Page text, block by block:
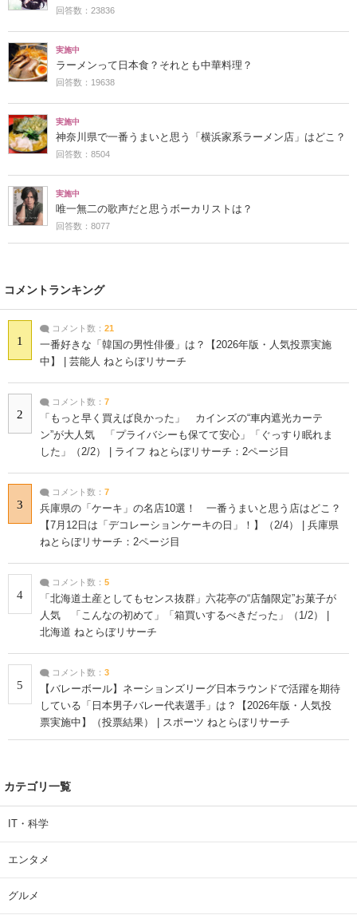
回答数：23836
実施中
ラーメンって日本食？それとも中華料理？
回答数：19638
実施中
神奈川県で一番うまいと思う「横浜家系ラーメン店」はどこ？
回答数：8504
実施中
唯一無二の歌声だと思うボーカリストは？
回答数：8077
コメントランキング
1
コメント数： 21
一番好きな「韓国の男性俳優」は？【2026年版・人気投票実施
中】 | 芸能人 ねとらぼリサーチ
2
コメント数： 7
「もっと早く買えば良かった」 カインズの“車内遮光カーテ
ン”が大人気 「プライバシーも保てて安心」「ぐっすり眠れま
した」（2/2） | ライフ ねとらぼリサーチ：2ページ目
3
コメント数： 7
兵庫県の「ケーキ」の名店10選！ 一番うまいと思う店はどこ？
【7月12日は「デコレーションケーキの日」！】（2/4） | 兵庫県
ねとらぼリサーチ：2ページ目
4
コメント数： 5
「北海道土産としてもセンス抜群」六花亭の“店舗限定”お菓子が
人気 「こんなの初めて」「箱買いするべきだった」（1/2） |
北海道 ねとらぼリサーチ
5
コメント数： 3
【バレーボール】ネーションズリーグ日本ラウンドで活躍を期待
している「日本男子バレー代表選手」は？【2026年版・人気投
票実施中】（投票結果） | スポーツ ねとらぼリサーチ
カテゴリ一覧
IT・科学
エンタメ
グルメ